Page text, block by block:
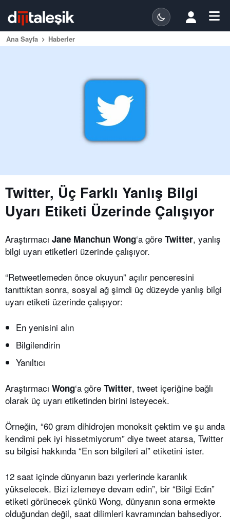
Ana Sayfa Haberler
Twitter, Üç Farklı Yanlış Bilgi
Uyarı Etiketi Üzerinde Çalışıyor
Araştırmacı Jane Manchun Wong‘a göre Twitter, yanlış
bilgi uyarı etiketleri üzerinde çalışıyor.
“Retweetlemeden önce okuyun” açılır penceresini
tanıttıktan sonra, sosyal ağ şimdi üç düzeyde yanlış bilgi
uyarı etiketi üzerinde çalışıyor:
En yenisini alın
Bilgilendirin
Yanıltıcı
Araştırmacı Wong‘a göre Twitter, tweet içeriğine bağlı
olarak üç uyarı etiketinden birini isteyecek.
Örneğin, “60 gram dihidrojen monoksit çektim ve şu anda
kendimi pek iyi hissetmiyorum” diye tweet atarsa, Twitter
su bilgisi hakkında “En son bilgileri al” etiketini ister.
12 saat içinde dünyanın bazı yerlerinde karanlık
yükselecek. Bizi izlemeye devam edin”, bir “Bilgi Edin”
etiketi görünecek çünkü Wong, dünyanın sona ermekte
olduğundan değil, saat dilimleri kavramından bahsediyor.